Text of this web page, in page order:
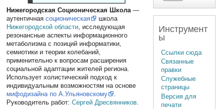
Нижегородская Соционическая Школа—
аутентичнаясоционическая
школа
Нижегородской области, исследующая
резонансные аспекты информационного
метаболизма с позиций информатики,
семиотики и теории колебаний,
применительно к вопросам расширения
социальной адаптации жителей региона.
Использует холистический подход к
индивидуальным возможностям на основе
мифодизайна по А.Ульяновскому
.
Руководитель работ:Сергей Дресвянников.
Инструмент
ы
Ссылки сюда
Связанные
правки
Служебные
страницы
Версия для
печати